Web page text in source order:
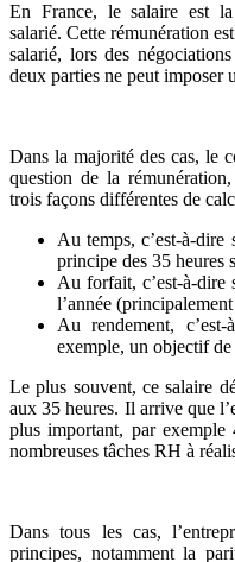
En France, le salaire est
salarié. Cette rémunération
salarié, lors des
deux parties ne peut imposer
Dans la majorité des cas, le
question de la
trois façons différentes de
Au temps, c’est-à-
principe des 35 heures
Au forfait, c’est-à-dire
l’année
Au rendement,
exemple, un objectif de
Le plus souvent, ce salaire
aux 35 heures. Il arrive que
plus important, par exemple
nombreuses tâches RH à
Dans tous les cas,
principes, notamment la